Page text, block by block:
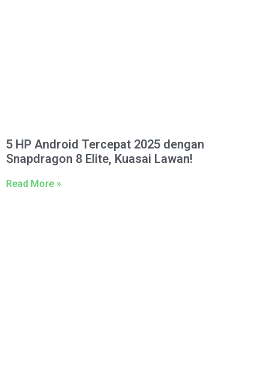
5 HP Android Tercepat 2025 dengan
Snapdragon 8 Elite, Kuasai Lawan!
Read More »